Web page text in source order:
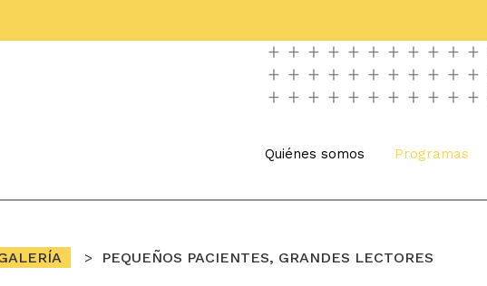
Quiénes somos Programas
PEQUEÑOS PACIENTES, GRANDES LECTORES